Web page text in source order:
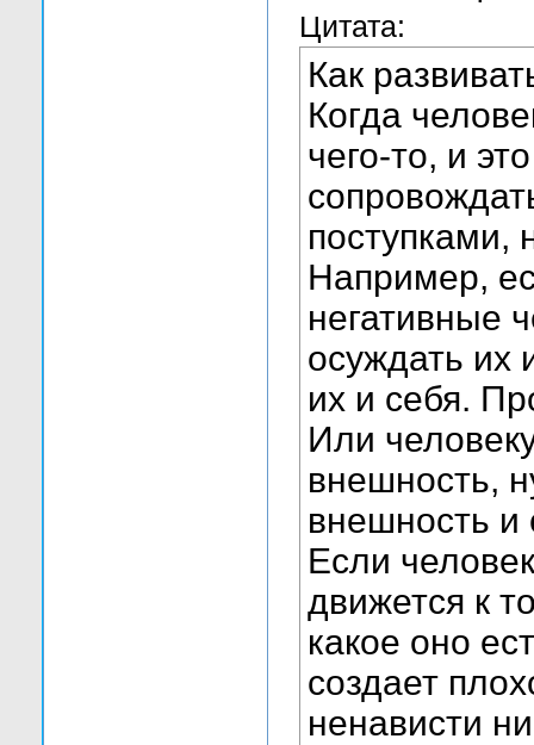
Цитата:
Как
Когда
чего-то, и
поступками,
Например,
негативные
осуждать их
их и себя.
Или
внешность,
внешность и
Если
движется к
какое оно
создает
ненависти